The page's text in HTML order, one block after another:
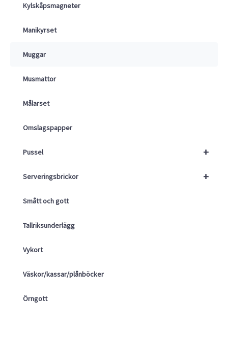
Kylskåpsmagneter
Manikyrset
Muggar
Musmattor
Målarset
Omslagspapper
+
Pussel
+
Serveringsbrickor
Smått och gott
Tallriksunderlägg
Vykort
Väskor/kassar/plånböcker
Örngott